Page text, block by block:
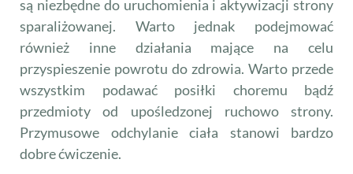
są niezbędne do uruchomienia i aktywizacji strony
sparaliżowanej. Warto jednak podejmować
również inne działania mające na celu
przyspieszenie powrotu do zdrowia. Warto przede
wszystkim podawać posiłki choremu bądź
przedmioty od upośledzonej ruchowo strony.
Przymusowe odchylanie ciała stanowi bardzo
dobre ćwiczenie.